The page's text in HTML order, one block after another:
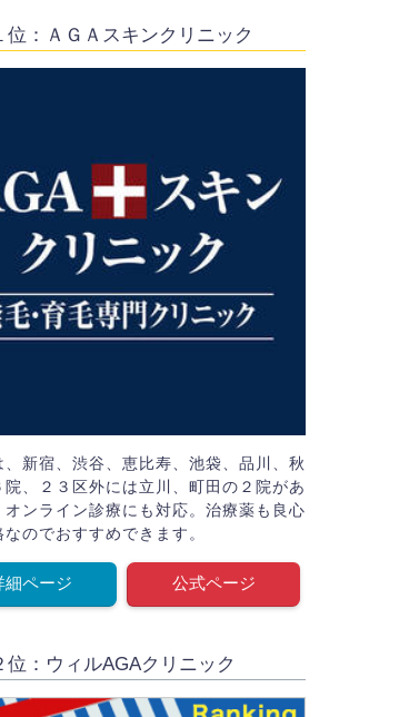
位：ＡＧＡスキンクリニック
、新宿、渋谷、恵比寿、池袋、品川、秋
院、２３区外には立川、町田の２院があ
オンライン診療にも対応。治療薬も良心
なのでおすすめできます。
細ページ 公式ページ
位：ウィルAGAクリニック